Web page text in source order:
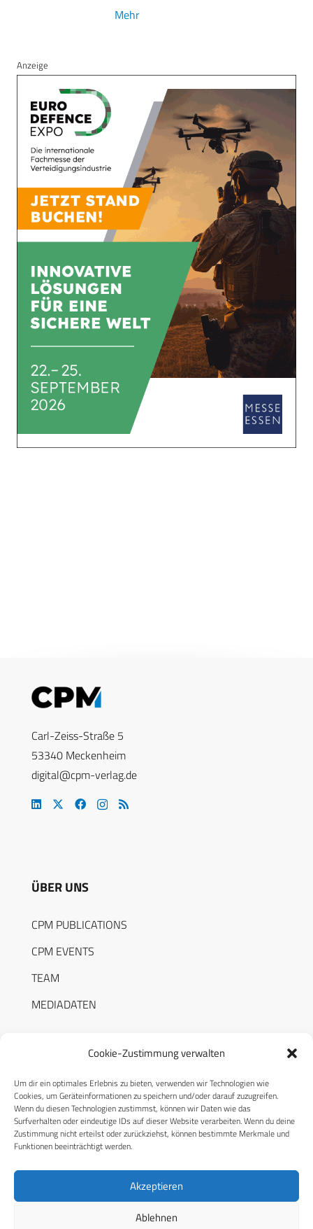
Cookie-Zustimmung verwalten
Um dir ein optimales Erlebnis zu bieten, verwenden wir Technologien wie
Cookies, um Geräteinformationen zu speichern und/oder darauf zuzugreifen.
Wenn du diesen Technologien zustimmst, können wir Daten wie das
Surfverhalten oder eindeutige IDs auf dieser Website verarbeiten. Wenn du deine
Zustimmung nicht erteilst oder zurückziehst, können bestimmte Merkmale und
Funktionen beeinträchtigt werden.
Akzeptieren
Ablehnen
Mehr
Anzeige
Carl-Zeiss-Straße 5
53340 Meckenheim
digital@cpm-verlag.de
ÜBER UNS
CPM PUBLICATIONS
CPM EVENTS
TEAM
MEDIADATEN
RECHTLICHES
Datenschutzerklärung
Cookie-Richtlinie (EU)